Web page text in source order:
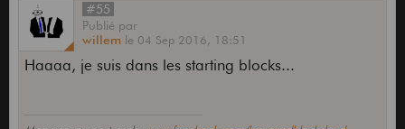
#55
Publié par
willem le 04 Sep 2016, 18:51
Haaaa, je suis dans les starting blocks...